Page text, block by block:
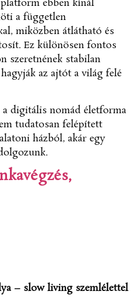
ebben kínál
a független
miközben átlátható és
Ez különösen fontos
szeretnének stabilan
az ajtót a világ felé
digitális nomád életforma
tudatosan felépített
házból, akár egy
– slow living szemlélettel